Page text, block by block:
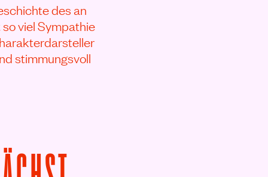
des an
viel Sympathie
stimmungsvoll